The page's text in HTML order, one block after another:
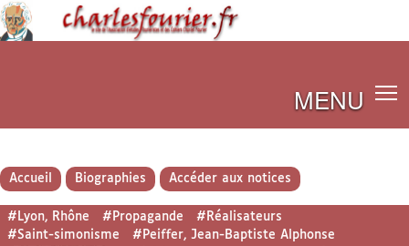
MENU
Accueil Biographies Accéder aux notices
#Lyon, Rhône #Propagande
#Réalisateurs
#Saint-simonisme
#Peiffer, Jean-Baptiste Alphonse